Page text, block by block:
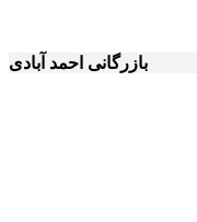
بازرگانی احمد آبادی